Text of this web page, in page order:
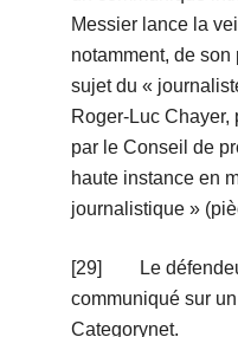
Messier lance la
notamment, de
sujet du «
Roger-Luc
par le Conseil de
haute instance en
journalistique »
[29] Le
communiqué sur
Categorynet.